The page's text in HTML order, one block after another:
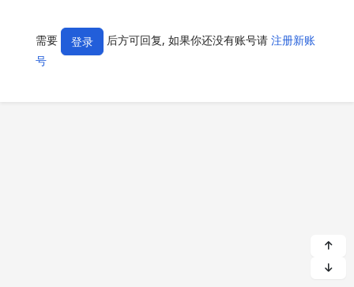
需要 登录 后方可回复, 如果你还没有账号请 注册新账
号